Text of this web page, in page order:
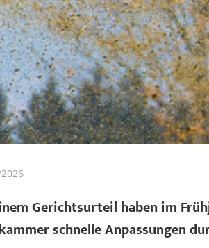
Gerichtsurteil haben im
schnelle Anpassungen